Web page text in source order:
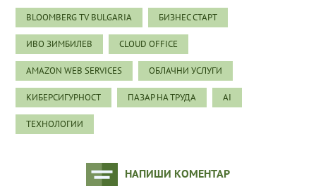
BLOOMBERG TV BULGARIA БИЗНЕС СТАРТ
ИВО ЗИМБИЛЕВ CLOUD OFFICE
AMAZON WEB SERVICES ОБЛАЧНИ УСЛУГИ
КИБЕРСИГУРНОСТ ПАЗАР НА ТРУДА AI
ТЕХНОЛОГИИ
НАПИШИ КОМЕНТАР